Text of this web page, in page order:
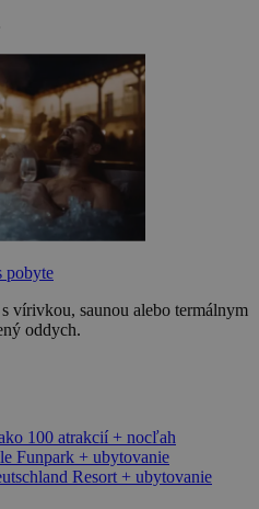
pobyte
vírivkou, saunou alebo termálnym
oddych.
100 atrakcií + nocľah
Funpark + ubytovanie
Resort + ubytovanie